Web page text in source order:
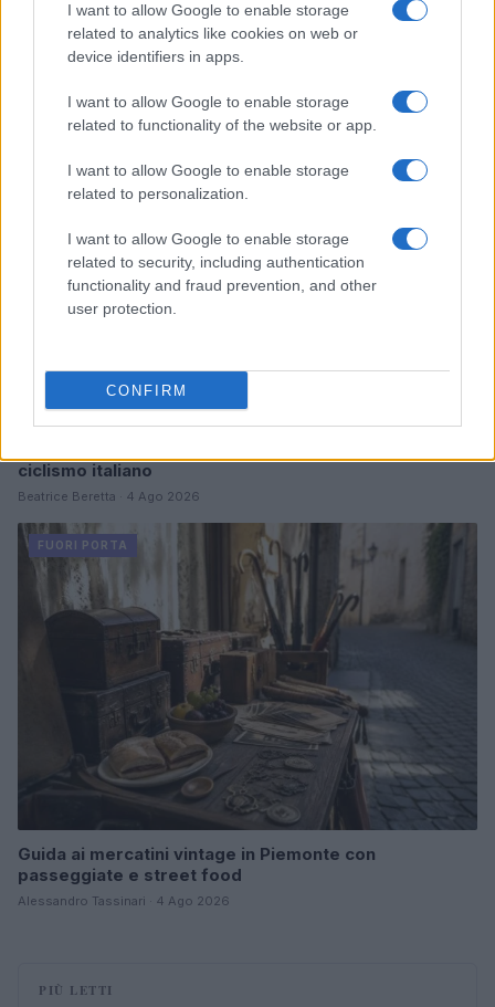
I want to allow Google to enable storage
related to analytics like cookies on web or
device identifiers in apps.
I want to allow Google to enable storage
related to functionality of the website or app.
I want to allow Google to enable storage
related to personalization.
I want to allow Google to enable storage
related to security, including authentication
functionality and fraud prevention, and other
user protection.
CONFIRM
Odissea e Spider-Man: i film che hanno rivoluzionato
l’estate al cinema
Alessandro Tassinari · 5 Ago 2026
ciclismo italiano
Beatrice Beretta · 4 Ago 2026
FUORI PORTA
Guida ai mercatini vintage in Piemonte con
passeggiate e street food
Alessandro Tassinari · 4 Ago 2026
PIÙ LETTI